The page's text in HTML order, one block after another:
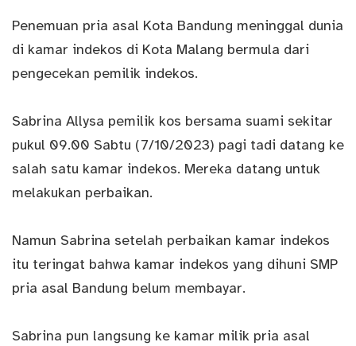
Penemuan pria asal Kota Bandung meninggal dunia
di kamar indekos di Kota Malang bermula dari
pengecekan pemilik indekos.
Sabrina Allysa pemilik kos bersama suami sekitar
pukul 09.00 Sabtu (7/10/2023) pagi tadi datang ke
salah satu kamar indekos. Mereka datang untuk
melakukan perbaikan.
Namun Sabrina setelah perbaikan kamar indekos
itu teringat bahwa kamar indekos yang dihuni SMP
pria asal Bandung belum membayar.
Sabrina pun langsung ke kamar milik pria asal